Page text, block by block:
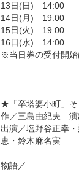
13日(日) 14:00
14日(月) 19:00
15日(火) 19:00
16日(水) 14:00
※当日券の受付開始
★「卒塔婆小町」
作／三島由紀夫
出演／塩野谷正幸
恵・鈴木麻名実
物語／